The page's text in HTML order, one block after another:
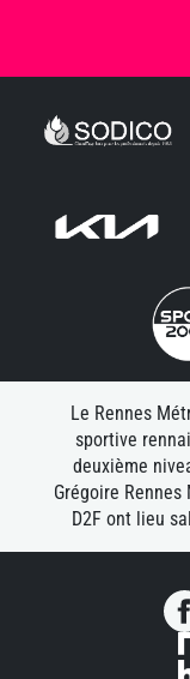
Le Rennes
sportive
deuxième
Grégoire
D2F ont lieu